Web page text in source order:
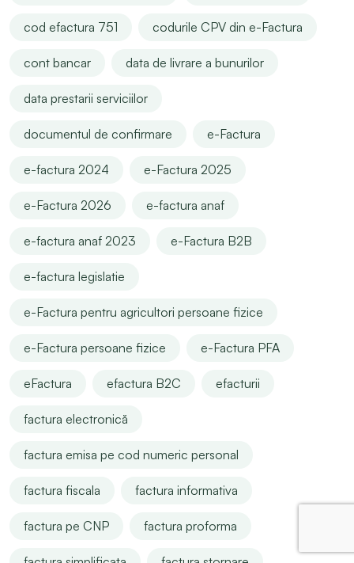
cod efactura 751 codurile CPV din e-Factura
cont bancar data de livrare a bunurilor
data prestarii serviciilor
documentul de confirmare e-Factura
e-factura 2024 e-Factura 2025
e-Factura 2026 e-factura anaf
e-factura anaf 2023 e-Factura B2B
e-factura legislatie
e-Factura pentru agricultori persoane fizice
e-Factura persoane fizice e-Factura PFA
eFactura efactura B2C efacturii
factura electronică
factura emisa pe cod numeric personal
factura fiscala factura informativa
factura pe CNP factura proforma